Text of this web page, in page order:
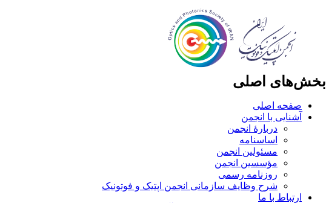
بخش‌های اصلی
صفحه اصلی
آشنایی با انجمن
دربارۀ انجمن
اساسنامه
مسئولین انجمن
مؤسسین انجمن
روزنامه رسمی
شرح وظایف سازمانی انجمن اپتیک و فوتونیک
ارتباط با ما